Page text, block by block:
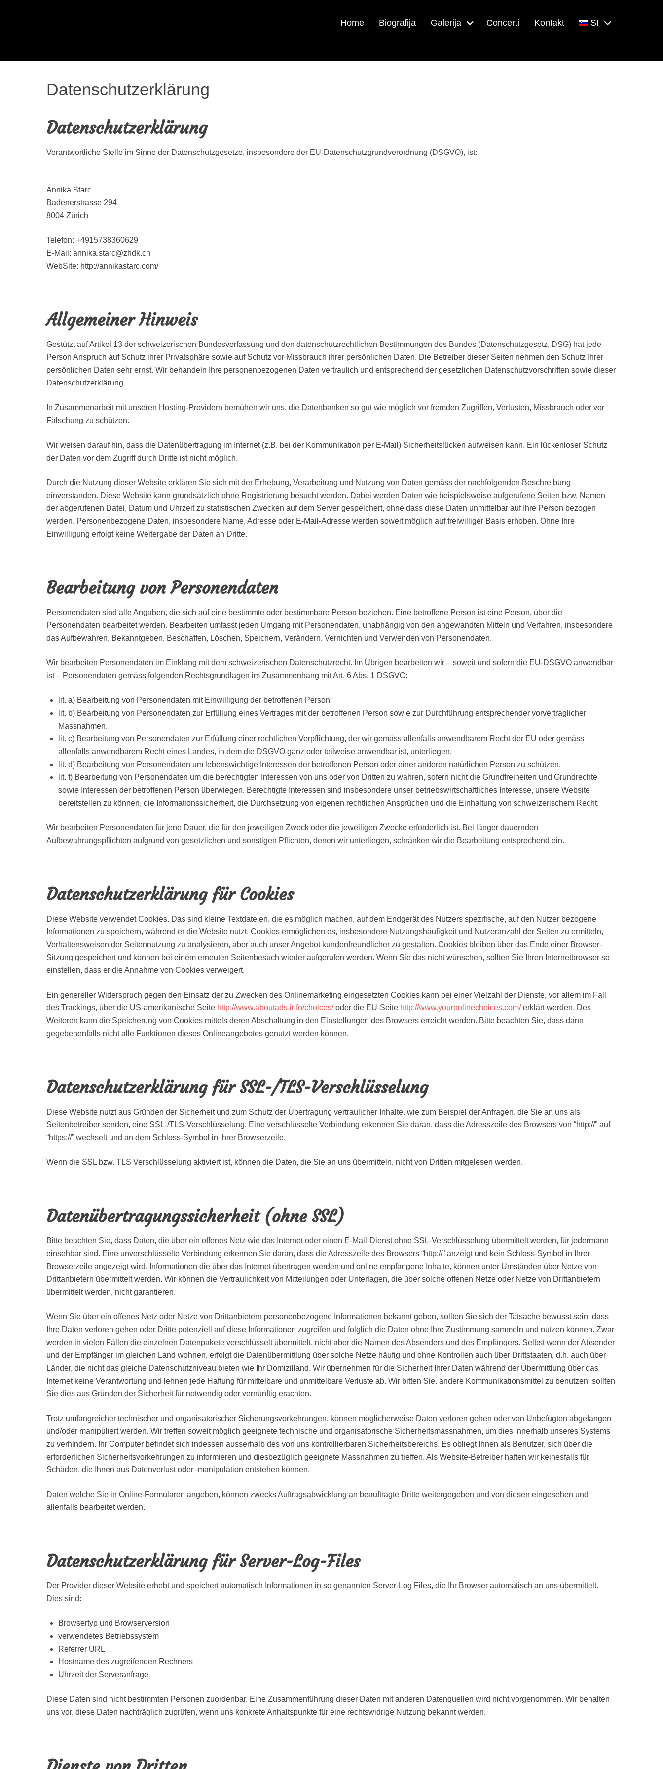
Home Biografija Galerija Concerti Kontakt SI
Datenschutzerklärung
Datenschutzerklärung
Verantwortliche Stelle im Sinne der Datenschutzgesetze, insbesondere der EU-Datenschutzgrundverordnung (DSGVO), ist:
Annika Starc
Badenerstrasse 294
8004 Zürich
Telefon: +4915738360629
E-Mail: annika.starc@zhdk.ch
WebSite: http://annikastarc.com/
Allgemeiner Hinweis
Gestützt auf Artikel 13 der schweizerischen Bundesverfassung und den datenschutzrechtlichen Bestimmungen des Bundes (Datenschutzgesetz, DSG) hat jede
Person Anspruch auf Schutz ihrer Privatsphäre sowie auf Schutz vor Missbrauch ihrer persönlichen Daten. Die Betreiber dieser Seiten nehmen den Schutz Ihrer
persönlichen Daten sehr ernst. Wir behandeln Ihre personenbezogenen Daten vertraulich und entsprechend der gesetzlichen Datenschutzvorschriften sowie dieser
Datenschutzerklärung.
In Zusammenarbeit mit unseren Hosting-Providern bemühen wir uns, die Datenbanken so gut wie möglich vor fremden Zugriffen, Verlusten, Missbrauch oder vor
Fälschung zu schützen.
Wir weisen darauf hin, dass die Datenübertragung im Internet (z.B. bei der Kommunikation per E-Mail) Sicherheitslücken aufweisen kann. Ein lückenloser Schutz
der Daten vor dem Zugriff durch Dritte ist nicht möglich.
Durch die Nutzung dieser Website erklären Sie sich mit der Erhebung, Verarbeitung und Nutzung von Daten gemäss der nachfolgenden Beschreibung
einverstanden. Diese Website kann grundsätzlich ohne Registrierung besucht werden. Dabei werden Daten wie beispielsweise aufgerufene Seiten bzw. Namen
der abgerufenen Datei, Datum und Uhrzeit zu statistischen Zwecken auf dem Server gespeichert, ohne dass diese Daten unmittelbar auf Ihre Person bezogen
werden. Personenbezogene Daten, insbesondere Name, Adresse oder E-Mail-Adresse werden soweit möglich auf freiwilliger Basis erhoben. Ohne Ihre
Einwilligung erfolgt keine Weitergabe der Daten an Dritte.
Bearbeitung von Personendaten
Personendaten sind alle Angaben, die sich auf eine bestimmte oder bestimmbare Person beziehen. Eine betroffene Person ist eine Person, über die
Personendaten bearbeitet werden. Bearbeiten umfasst jeden Umgang mit Personendaten, unabhängig von den angewandten Mitteln und Verfahren, insbesondere
das Aufbewahren, Bekanntgeben, Beschaffen, Löschen, Speichern, Verändern, Vernichten und Verwenden von Personendaten.
Wir bearbeiten Personendaten im Einklang mit dem schweizerischen Datenschutzrecht. Im Übrigen bearbeiten wir – soweit und sofern die EU-DSGVO anwendbar
ist – Personendaten gemäss folgenden Rechtsgrundlagen im Zusammenhang mit Art. 6 Abs. 1 DSGVO:
lit. a) Bearbeitung von Personendaten mit Einwilligung der betroffenen Person.
lit. b) Bearbeitung von Personendaten zur Erfüllung eines Vertrages mit der betroffenen Person sowie zur Durchführung entsprechender vorvertraglicher
Massnahmen.
lit. c) Bearbeitung von Personendaten zur Erfüllung einer rechtlichen Verpflichtung, der wir gemäss allenfalls anwendbarem Recht der EU oder gemäss
allenfalls anwendbarem Recht eines Landes, in dem die DSGVO ganz oder teilweise anwendbar ist, unterliegen.
lit. d) Bearbeitung von Personendaten um lebenswichtige Interessen der betroffenen Person oder einer anderen natürlichen Person zu schützen.
lit. f) Bearbeitung von Personendaten um die berechtigten Interessen von uns oder von Dritten zu wahren, sofern nicht die Grundfreiheiten und Grundrechte
sowie Interessen der betroffenen Person überwiegen. Berechtigte Interessen sind insbesondere unser betriebswirtschaftliches Interesse, unsere Website
bereitstellen zu können, die Informationssicherheit, die Durchsetzung von eigenen rechtlichen Ansprüchen und die Einhaltung von schweizerischem Recht.
Wir bearbeiten Personendaten für jene Dauer, die für den jeweiligen Zweck oder die jeweiligen Zwecke erforderlich ist. Bei länger dauernden
Aufbewahrungspflichten aufgrund von gesetzlichen und sonstigen Pflichten, denen wir unterliegen, schränken wir die Bearbeitung entsprechend ein.
Datenschutzerklärung für Cookies
Diese Website verwendet Cookies. Das sind kleine Textdateien, die es möglich machen, auf dem Endgerät des Nutzers spezifische, auf den Nutzer bezogene
Informationen zu speichern, während er die Website nutzt. Cookies ermöglichen es, insbesondere Nutzungshäufigkeit und Nutzeranzahl der Seiten zu ermitteln,
Verhaltensweisen der Seitennutzung zu analysieren, aber auch unser Angebot kundenfreundlicher zu gestalten.Cookies bleiben über das Ende einer Browser-
Sitzung gespeichert und können bei einem erneuten Seitenbesuch wieder aufgerufen werden. Wenn Sie das nicht wünschen, sollten Sie Ihren Internetbrowser so
einstellen, dass er die Annahme von Cookies verweigert.
Ein genereller Widerspruch gegen den Einsatz der zu Zwecken des Onlinemarketing eingesetzten Cookies kann bei einer Vielzahl der Dienste, vor allem im Fall
des Trackings, über die US-amerikanische Seite http://www.aboutads.info/choices/oder die EU-Seite http://www.youronlinechoices.com/erklärt werden. Des
Weiteren kann die Speicherung von Cookies mittels deren Abschaltung in den Einstellungen des Browsers erreicht werden. Bitte beachten Sie, dass dann
gegebenenfalls nicht alle Funktionen dieses Onlineangebotes genutzt werden können.
Datenschutzerklärung für SSL-/TLS-Verschlüsselung
Diese Website nutzt aus Gründen der Sicherheit und zum Schutz der Übertragung vertraulicher Inhalte, wie zum Beispiel der Anfragen, die Sie an uns als
Seitenbetreiber senden, eine SSL-/TLS-Verschlüsselung. Eine verschlüsselte Verbindung erkennen Sie daran, dass die Adresszeile des Browsers von “http://” auf
“https://” wechselt und an dem Schloss-Symbol in Ihrer Browserzeile.
Wenn die SSL bzw. TLS Verschlüsselung aktiviert ist, können die Daten, die Sie an uns übermitteln, nicht von Dritten mitgelesen werden.
Datenübertragungssicherheit (ohne SSL)
Bitte beachten Sie, dass Daten, die über ein offenes Netz wie das Internet oder einen E-Mail-Dienst ohne SSL-Verschlüsselung übermittelt werden, für jedermann
einsehbar sind. Eine unverschlüsselte Verbindung erkennen Sie daran, dass die Adresszeile des Browsers “http://” anzeigt und kein Schloss-Symbol in Ihrer
Browserzeile angezeigt wird. Informationen die über das Internet übertragen werden und online empfangene Inhalte, können unter Umständen über Netze von
Drittanbietern übermittelt werden. Wir können die Vertraulichkeit von Mitteilungen oder Unterlagen, die über solche offenen Netze oder Netze von Drittanbietern
übermittelt werden, nicht garantieren.
Wenn Sie über ein offenes Netz oder Netze von Drittanbietern personenbezogene Informationen bekannt geben, sollten Sie sich der Tatsache bewusst sein, dass
Ihre Daten verloren gehen oder Dritte potenziell auf diese Informationen zugreifen und folglich die Daten ohne Ihre Zustimmung sammeln und nutzen können. Zwar
werden in vielen Fällen die einzelnen Datenpakete verschlüsselt übermittelt, nicht aber die Namen des Absenders und des Empfängers. Selbst wenn der Absender
und der Empfänger im gleichen Land wohnen, erfolgt die Datenübermittlung über solche Netze häufig und ohne Kontrollen auch über Drittstaaten, d.h. auch über
Länder, die nicht das gleiche Datenschutzniveau bieten wie Ihr Domizilland. Wir übernehmen für die Sicherheit Ihrer Daten während der Übermittlung über das
Internet keine Verantwortung und lehnen jede Haftung für mittelbare und unmittelbare Verluste ab. Wir bitten Sie, andere Kommunikationsmittel zu benutzen, sollten
Sie dies aus Gründen der Sicherheit für notwendig oder vernünftig erachten.
Trotz umfangreicher technischer und organisatorischer Sicherungsvorkehrungen, können möglicherweise Daten verloren gehen oder von Unbefugten abgefangen
und/oder manipuliert werden. Wir treffen soweit möglich geeignete technische und organisatorische Sicherheitsmassnahmen, um dies innerhalb unseres Systems
zu verhindern. Ihr Computer befindet sich indessen ausserhalb des von uns kontrollierbaren Sicherheitsbereichs. Es obliegt Ihnen als Benutzer, sich über die
erforderlichen Sicherheitsvorkehrungen zu informieren und diesbezüglich geeignete Massnahmen zu treffen. Als Website-Betreiber haften wir keinesfalls für
Schäden, die Ihnen aus Datenverlust oder -manipulation entstehen können.
Daten welche Sie in Online-Formularen angeben, können zwecks Auftragsabwicklung an beauftragte Dritte weitergegeben und von diesen eingesehen und
allenfalls bearbeitet werden.
Datenschutzerklärung für Server-Log-Files
Der Provider dieser Website erhebt und speichert automatisch Informationen in so genannten Server-Log Files, die Ihr Browser automatisch an uns übermittelt.
Dies sind:
Browsertyp und Browserversion
verwendetes Betriebssystem
Referrer URL
Hostname des zugreifenden Rechners
Uhrzeit der Serveranfrage
Diese Daten sind nicht bestimmten Personen zuordenbar. Eine Zusammenführung dieser Daten mit anderen Datenquellen wird nicht vorgenommen. Wir behalten
uns vor, diese Daten nachträglich zuprüfen, wenn uns konkrete Anhaltspunkte für eine rechtswidrige Nutzung bekannt werden.